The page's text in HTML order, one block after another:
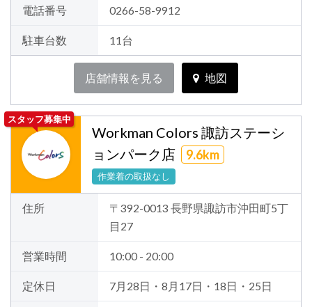
電話番号 0266-58-9912
駐車台数 11台
店舗情報を見る 地図
スタッフ募集中
Workman Colors 諏訪ステーシ
ョンパーク店
9.6km
作業着の取扱なし
住所
〒392-0013 長野県諏訪市沖田町5丁
目27
営業時間 10:00 - 20:00
定休日 7月28日・8月17日・18日・25日